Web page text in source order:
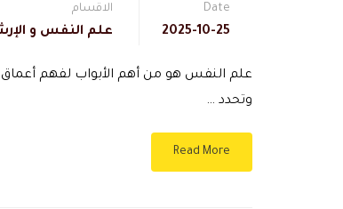
Date
2025-10-25
الاقسام
علم النفس و
علم النفس هو من أهم الأبواب لفهم أعماق
وتحدد …
Read More